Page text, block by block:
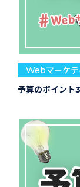
Webマーケテ
予算のポイント